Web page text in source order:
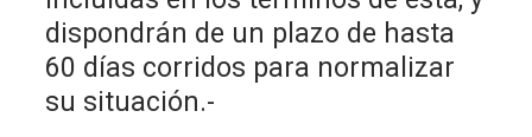
dispondrán de un plazo de hasta
60 días corridos para normalizar
su situación.-